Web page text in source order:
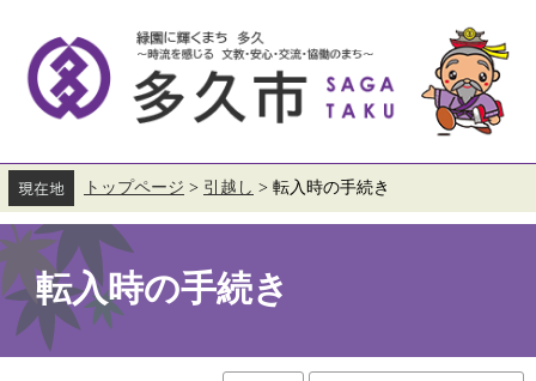
す。
し
本
文
へ
トップページ > 引越し > 転入時の手続き
本
文
転入時の手続き